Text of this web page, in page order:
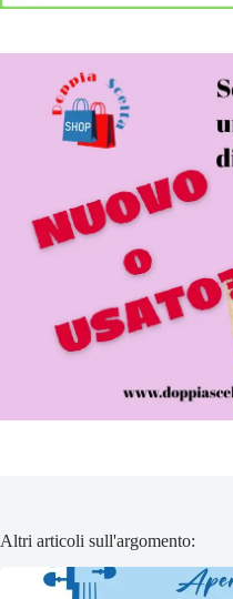
Altri articoli sull'argomento: